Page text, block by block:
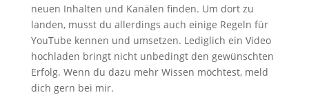
neuen Inhalten und Kanälen finden. Um dort zu
landen, musst du allerdings auch einige Regeln für
YouTube kennen und umsetzen. Lediglich ein Video
hochladen bringt nicht unbedingt den gewünschten
Erfolg. Wenn du dazu mehr Wissen möchtest, meld
dich gern bei mir.